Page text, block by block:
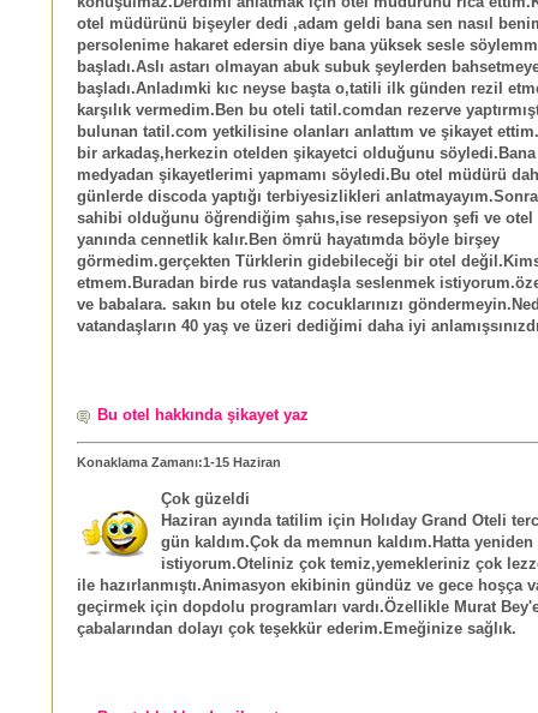
otel müdürünü bişeyler dedi ,adam geldi bana sen nasıl
persolenime hakaret edersin diye bana yüksek sesle
başladı.Aslı astarı olmayan abuk subuk şeylerden
başladı.Anladımki kıc neyse başta o,tatili ilk günden rezil
karşılık vermedim.Ben bu oteli tatil.comdan rezerve
bulunan tatil.com yetkilisine olanları anlattım ve şikayet
bir arkadaş,herkezin otelden şikayetci olduğunu
medyadan şikayetlerimi yapmamı söyledi.Bu otel müdürü
günlerde discoda yaptığı terbiyesizlikleri
sahibi olduğunu öğrendiğim şahıs,ise resepsiyon şefi ve
yanında cennetlik kalır.Ben ömrü hayatımda böyle birşey
görmedim.gerçekten Türklerin gidebileceği bir otel
etmem.Buradan birde rus vatandaşla seslenmek
ve babalara. sakın bu otele kız cocuklarınızı
vatandaşların 40 yaş ve üzeri dediğimi daha iyi
Bu otel hakkında şikayet yaz
Konaklama Zamanı:1-15 Haziran
Çok güzeldi
Haziran ayında tatilim için Holıday Grand Oteli
gün kaldım.Çok da memnun kaldım.Hatta
istiyorum.Oteliniz çok temiz,yemekleriniz çok
ile hazırlanmıştı.Animasyon ekibinin gündüz ve gece hoşça
geçirmek için dopdolu programları vardı.Özellikle Murat
çabalarından dolayı çok teşekkür ederim.Emeğinize sağlık.